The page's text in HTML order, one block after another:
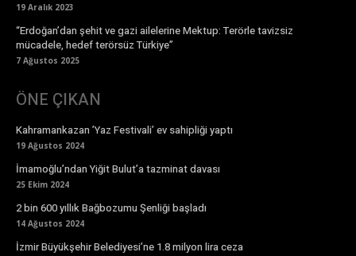
19 Aralık 2023
“Erdoğan’dan şehit ve gazi ailelerine Mektup: Terörle tavizsiz
mücadele, hedef terörsüz Türkiye”
7 Ağustos 2025
ÖNE ÇIKAN
Kahramankazan ’Yaz Festivali’ ev sahipliği yaptı
19 Ağustos 2024
İmamoğlu’ndan Yiğit Bulut’a tazminat davası
25 Ekim 2024
2 bin 600 yıllık Bağbozumu Şenliği başladı
14 Ağustos 2024
İzmir Büyükşehir Belediyesi’ne 1.8 milyon lira ceza